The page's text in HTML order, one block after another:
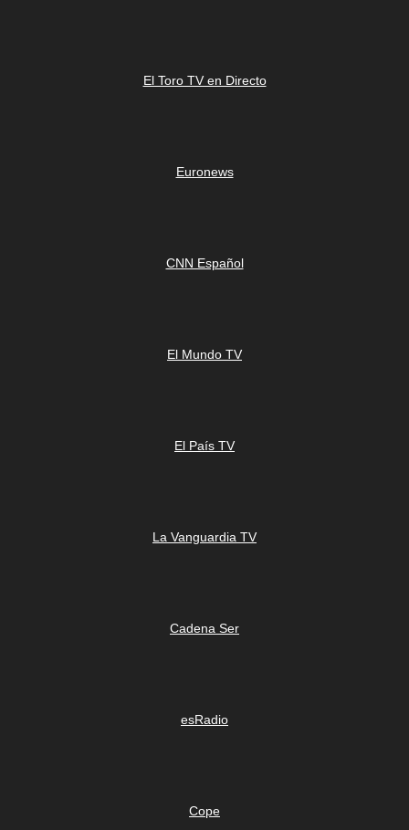
El Toro TV en Directo
Euronews
CNN Español
El Mundo TV
El País TV
La Vanguardia TV
Cadena Ser
esRadio
Cope